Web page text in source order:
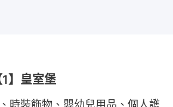
】皇室堡